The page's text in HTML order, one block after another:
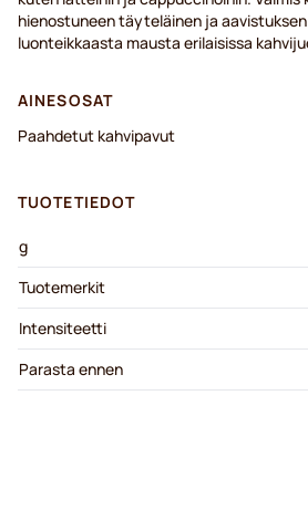
hienostuneen täyteläinen ja
luonteikkaasta mausta erilaisissa
AINESOSAT
Paahdetut kahvipavut
TUOTETIEDOT
g
Tuotemerkit
Intensiteetti
Parasta ennen